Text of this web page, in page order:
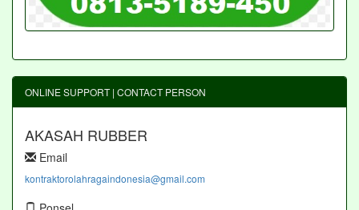
ONLINE SUPPORT | CONTACT PERSON
AKASAH RUBBER
Email
kontraktorolahragaindonesia@gmail.com